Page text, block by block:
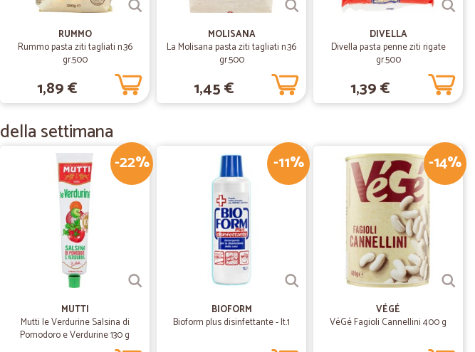
Pacco arrivato perfettamente,tutto in…
Pacco arrivato perfettamente,tutto in ottime condizioni
Lucia G.
Tutto perfetto
Tutto perfetto
12/03/2020
Flavio B.
Consegna puntuale
Consegna puntuale
06/01/2020
Ottimo in tutto sia per la puntualità…Paola
Placido T.
RUMMO
Rummo pasta ziti tagliati n.36
gr.500
1,89 €
MOLISANA
La Molisana pasta ziti tagliati n.36
gr.500
1,45 €
DIVELLA
Divella pasta penne ziti rigate
gr.500
1,39 €
settimana
-22%
MUTTI
Mutti le Verdurine Salsina di
Pomodoro e Verdurine 130 g
-11%
BIOFORM
Bioform plus disinfettante - lt.1
-14%
VÉGÉ
VéGé Fagioli Cannellini 400 g